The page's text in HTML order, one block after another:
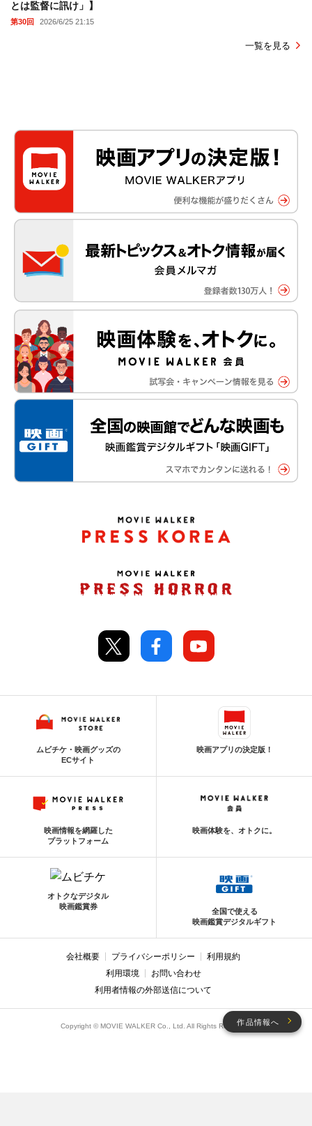
作品情報へ
とは監督に訊け」】
第30回 2026/6/25 21:15
一覧を見る
ムビチケ・映画グッズの
ECサイト
映画アプリの決定版！
映画情報を網羅した
プラットフォーム
映画体験を、オトクに。
オトクなデジタル
映画鑑賞券
全国で使える
映画鑑賞デジタルギフト
会社概要 プライバシーポリシー
利用規約
利用環境
お問い合わせ
利用者情報の外部送信について
Copyright © MOVIE WALKER Co., Ltd. All Rights Reserved.